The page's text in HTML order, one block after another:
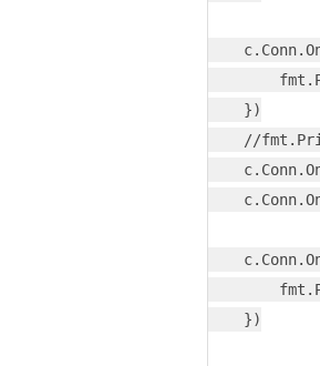
    })
//
    })